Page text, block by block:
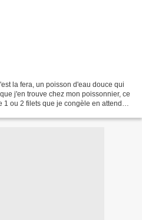
la fera, un poisson d'eau douce qui
j'en trouve chez mon poissonnier, ce
ou 2 filets que je congèle en attendant